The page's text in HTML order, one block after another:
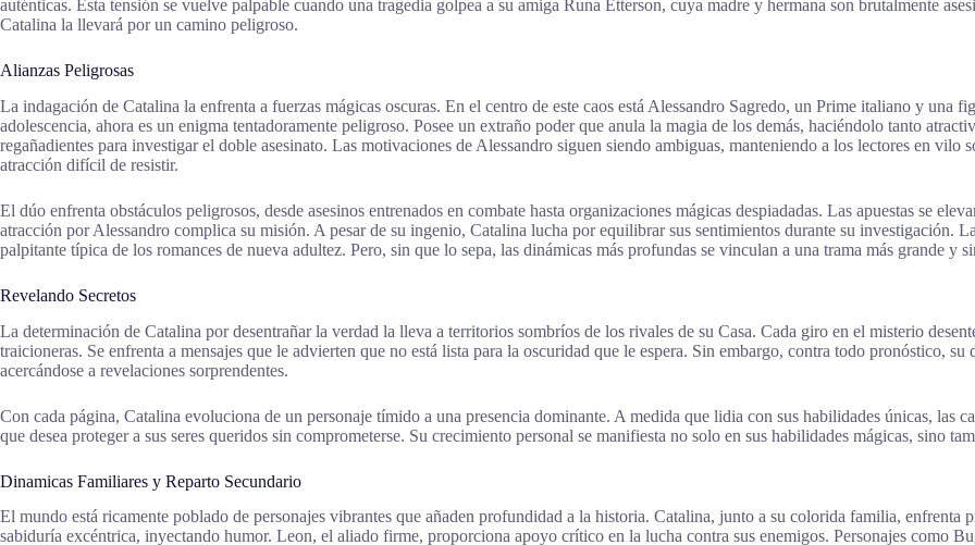
auténticas. Esta tensión se vuelve palpable cuando una tragedia golpea a su amiga Runa Etterson, cuya madre y hermana son brutalmente
Catalina la llevará por un camino peligroso.
Alianzas Peligrosas
La indagación de Catalina la enfrenta a fuerzas mágicas oscuras. En el centro de este caos está Alessandro Sagredo, un Prime italiano y una
adolescencia, ahora es un enigma tentadoramente peligroso. Posee un extraño poder que anula la magia de los demás, haciéndolo tanto
regañadientes para investigar el doble asesinato. Las motivaciones de Alessandro siguen siendo ambiguas, manteniendo a los lectores en vilo
atracción difícil de resistir.
El dúo enfrenta obstáculos peligrosos, desde asesinos entrenados en combate hasta organizaciones mágicas despiadadas. Las apuestas se
atracción por Alessandro complica su misión. A pesar de su ingenio, Catalina lucha por equilibrar sus sentimientos durante su investigación.
palpitante típica de los romances de nueva adultez. Pero, sin que lo sepa, las dinámicas más profundas se vinculan a una trama más grande y
Revelando Secretos
La determinación de Catalina por desentrañar la verdad la lleva a territorios sombríos de los rivales de su Casa. Cada giro en el misterio
traicioneras. Se enfrenta a mensajes que le advierten que no está lista para la oscuridad que le espera. Sin embargo, contra todo pronóstico,
acercándose a revelaciones sorprendentes.
Con cada página, Catalina evoluciona de un personaje tímido a una presencia dominante. A medida que lidia con sus habilidades únicas, las
que desea proteger a sus seres queridos sin comprometerse. Su crecimiento personal se manifiesta no solo en sus habilidades mágicas, sino
Dinamicas Familiares y Reparto Secundario
El mundo está ricamente poblado de personajes vibrantes que añaden profundidad a la historia. Catalina, junto a su colorida familia, enfrenta
sabiduría excéntrica, inyectando humor. Leon, el aliado firme, proporciona apoyo crítico en la lucha contra sus enemigos. Personajes como